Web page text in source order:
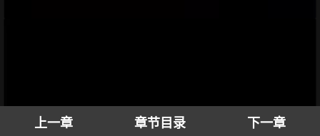
上一章 章节目录 下一章